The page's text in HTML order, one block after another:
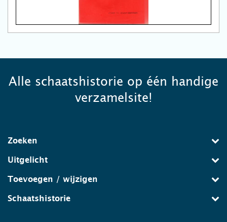
Alle schaatshistorie op één handige
verzamelsite!
Zoeken
Uitgelicht
Toevoegen / wijzigen
Schaatshistorie